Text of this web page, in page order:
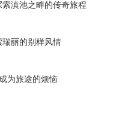
滇池之畔的传奇旅程
丽的别样风情
为旅途的烦恼